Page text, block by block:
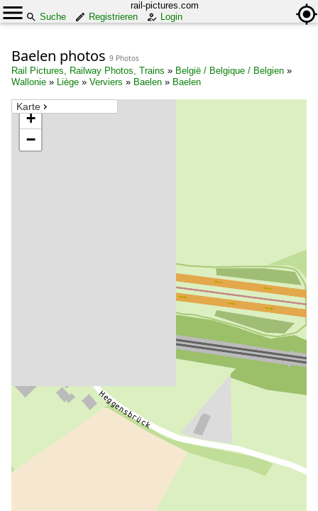
rail-pictures.com
Suche
Registrieren Login
Baelen photos 9 Photos
Rail Pictures, Railway Photos, Trains » België / Belgique / Belgien »
Wallonie » Liège » Verviers » Baelen » Baelen
Karte
+
−